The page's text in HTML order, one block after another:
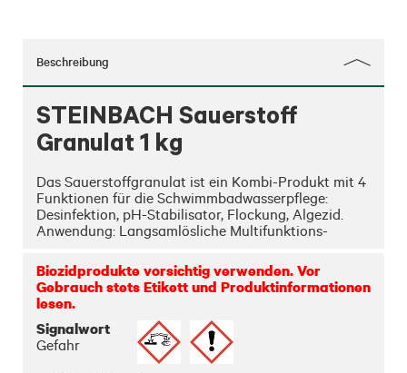
Beschreibung
STEINBACH Sauerstoff
Granulat 1 kg
Das Sauerstoffgranulat ist ein Kombi-Produkt mit 4
Funktionen für die Schwimmbadwasserpflege:
Desinfektion, pH-Stabilisator, Flockung, Algezid.
Anwendung: Langsamlösliche Multifunktions-
Chlor zur Desinfektion und gegen Algenwachstum
und ein Flockungsmittel freigesetzt.
Biozidprodukte vorsichtig verwenden. Vor
Gebrauch stets Etikett und Produktinformationen
lesen.
Signalwort
Gefahr